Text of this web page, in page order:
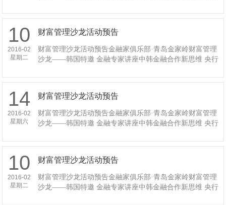
10
2016-02
星期二
财富管理沙龙活动预告
财富管理沙龙活动预告金融家俱乐部·青岛金家岭财富管理
沙龙——韩国特邀 金融专家讲座中韩金融合作新思维 央行
14
2016-02
星期六
财富管理沙龙活动预告
财富管理沙龙活动预告金融家俱乐部·青岛金家岭财富管理
沙龙——韩国特邀 金融专家讲座中韩金融合作新思维 央行
10
2016-02
星期二
财富管理沙龙活动预告
财富管理沙龙活动预告金融家俱乐部·青岛金家岭财富管理
沙龙——韩国特邀 金融专家讲座中韩金融合作新思维 央行